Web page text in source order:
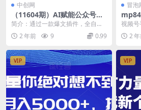
中创网
（11604期）AI赋能公众号流
量主，插件输出爆文，矩阵式
操作，轻松月入三万+
简介：通过一款爆文插件，全自动
GPT写文章，可以生成长文，自己
写爆文无需调教GP...
2 年前 9 0.99
冒泡
操作
入2w
视频号
爆款
大家带
2
VIP VIP